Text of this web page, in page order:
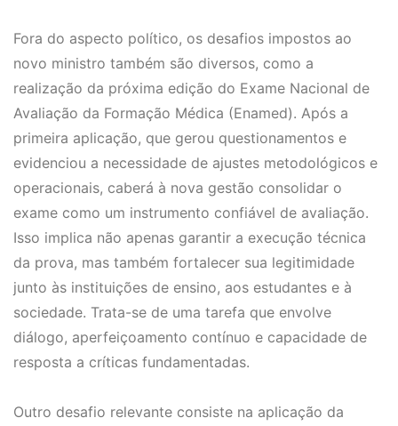
Fora do aspecto político, os desafios impostos ao
novo ministro também são diversos, como a
realização da próxima edição do Exame Nacional de
Avaliação da Formação Médica (Enamed). Após a
primeira aplicação, que gerou questionamentos e
evidenciou a necessidade de ajustes metodológicos e
operacionais, caberá à nova gestão consolidar o
exame como um instrumento confiável de avaliação.
Isso implica não apenas garantir a execução técnica
da prova, mas também fortalecer sua legitimidade
junto às instituições de ensino, aos estudantes e à
sociedade. Trata-se de uma tarefa que envolve
diálogo, aperfeiçoamento contínuo e capacidade de
resposta a críticas fundamentadas.
Outro desafio relevante consiste na aplicação da